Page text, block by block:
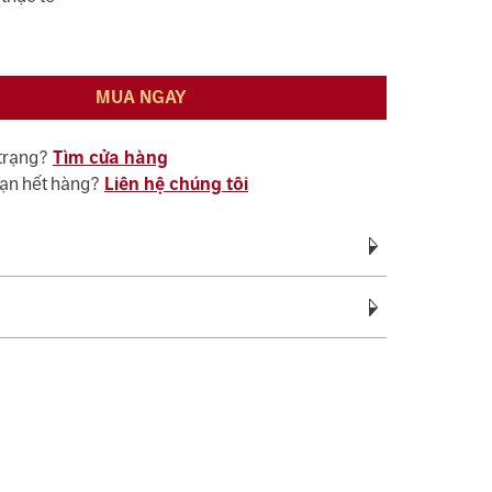
MUA NGAY
Tìm cửa hàng
hết hàng? Liên hệ chúng tôi